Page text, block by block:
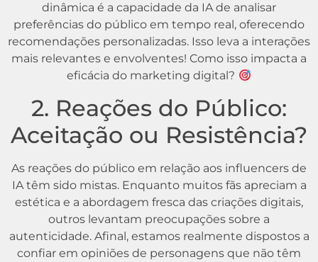
dinâmica é a capacidade da IA de analisar
preferências do público em tempo real, oferecendo
recomendações personalizadas. Isso leva a interações
mais relevantes e envolventes! Como isso impacta a
eficácia do marketing digital?
2. Reações do Público:
Aceitação ou Resistência?
As reações do público em relação aos influencers de
IA têm sido mistas. Enquanto muitos fãs apreciam a
estética e a abordagem fresca das criações digitais,
outros levantam preocupações sobre a
autenticidade. Afinal, estamos realmente dispostos a
confiar em opiniões de personagens que não têm